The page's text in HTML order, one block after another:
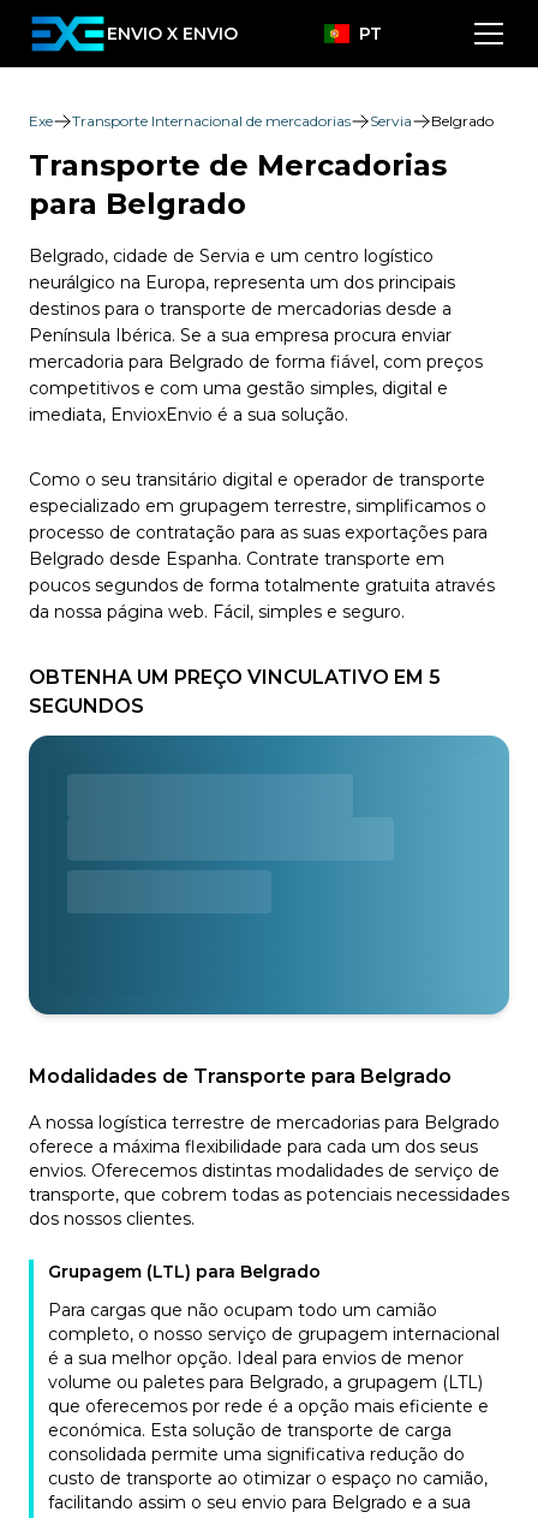
ENVIO X ENVIO PT
Exe Transporte Internacional de mercadorias Servia Belgrado
Transporte de Mercadorias
para Belgrado
Belgrado, cidade de Servia e um centro logístico
neurálgico na Europa, representa um dos principais
destinos para o transporte de mercadorias desde a
Península Ibérica. Se a sua empresa procura enviar
mercadoria para Belgrado de forma fiável, com preços
competitivos e com uma gestão simples, digital e
imediata, EnvioxEnvio é a sua solução.
Como o seu transitário digital e operador de transporte
especializado em grupagem terrestre, simplificamos o
processo de contratação para as suas exportações para
Belgrado desde Espanha. Contrate transporte em
poucos segundos de forma totalmente gratuita através
da nossa página web. Fácil, simples e seguro.
OBTENHA UM PREÇO VINCULATIVO EM 5
SEGUNDOS
Modalidades de Transporte para Belgrado
A nossa logística terrestre de mercadorias para Belgrado
oferece a máxima flexibilidade para cada um dos seus
envios. Oferecemos distintas modalidades de serviço de
transporte, que cobrem todas as potenciais necessidades
dos nossos clientes.
Grupagem (LTL) para Belgrado
Para cargas que não ocupam todo um camião
completo, o nosso serviço de grupagem internacional
é a sua melhor opção. Ideal para envios de menor
volume ou paletes para Belgrado, a grupagem (LTL)
que oferecemos por rede é a opção mais eficiente e
económica. Esta solução de transporte de carga
consolidada permite uma significativa redução do
custo de transporte ao otimizar o espaço no camião,
facilitando assim o seu envio para Belgrado e a sua